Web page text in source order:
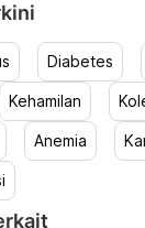
Diabetes
Kehamilan
Anemia